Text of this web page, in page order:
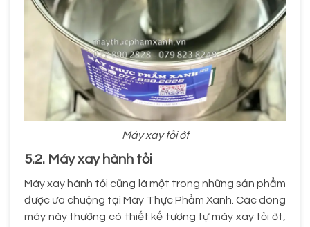
Máy xay tỏi ớt
5.2. Máy xay hành tỏi
Máy xay hành tỏi cũng là một trong những sản phẩm
được ưa chuộng tại Máy Thực Phẩm Xanh. Các dòng
máy này thường có thiết kế tương tự máy xay tỏi ớt,